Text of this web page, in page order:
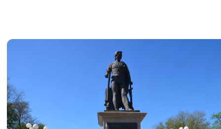
Интервал между буквами
Увеличенный
Цвет сайта